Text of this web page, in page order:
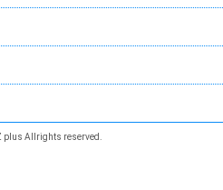
plus Allrights reserved.